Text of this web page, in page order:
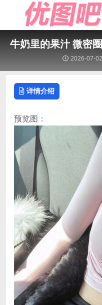
牛奶里的果汁 微密
2026-07-02
详情介绍
预览图：